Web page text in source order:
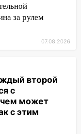
на
пройдет
прогноз
на
за рулем
07.08.2026
второй
с
чем может
с этим